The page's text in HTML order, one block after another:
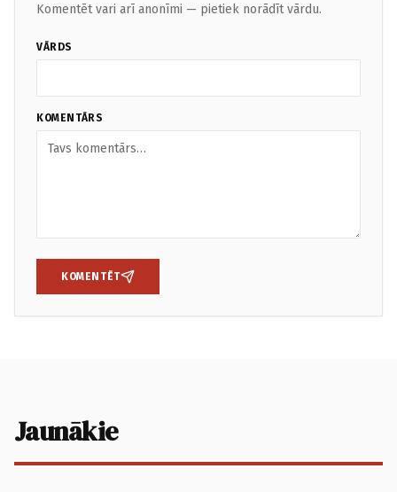
Komentēt vari arī anonīmi — pietiek norādīt vārdu.
VĀRDS
KOMENTĀRS
KOMENTĒT
Jaunākie